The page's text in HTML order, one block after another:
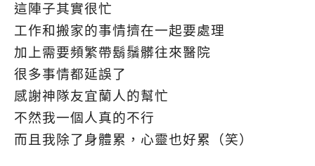
這陣子其實很忙
工作和搬家的事情擠在一起要處理
加上需要頻繁帶鬍鬚髒往來醫院
很多事情都延誤了
感謝神隊友宜蘭人的幫忙
不然我一個人真的不行
而且我除了身體累，心靈也好累（笑）